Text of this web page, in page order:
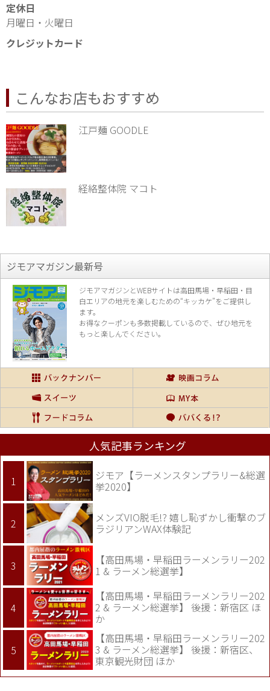
定休日
月曜日・火曜日
クレジットカード
こんなお店もおすすめ
江戸麺 GOODLE
経絡整体院 マコト
ジモアマガジン最新号
ジモアマガジンとWEBサイトは高田馬場・早稲田・目
白エリアの地元を楽しむための“キッカケ”をご提供し
ます。
お得なクーポンも多数掲載しているので、 ぜひ地元を
もっと楽しんでください。
人気記事ランキング
ジモア【ラーメンスタンプラリー&総選
挙2020】
メンズVIO脱毛!? 嬉し恥ずかし衝撃のブ
ラジリアンWAX体験記
【高田馬場・早稲田ラーメンラリー202
1 & ラーメン総選挙】
【高田馬場・早稲田ラーメンラリー202
2 & ラーメン総選挙】 後援：新宿区 ほ
か
【高田馬場・早稲田ラーメンラリー202
3 & ラーメン総選挙】 後援：新宿区、
東京観光財団 ほか